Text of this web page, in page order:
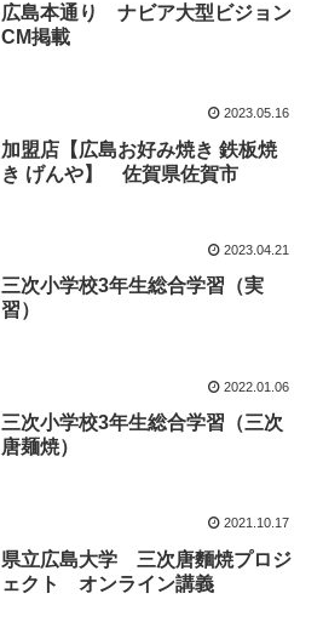
広島本通り ナビア大型ビジョン
CM掲載
2023.05.16
加盟店【広島お好み焼き 鉄板焼
き げんや】 佐賀県佐賀市
2023.04.21
三次小学校3年生総合学習（実
習）
2022.01.06
三次小学校3年生総合学習（三次
唐麺焼）
2021.10.17
県立広島大学 三次唐麵焼プロジ
ェクト オンライン講義